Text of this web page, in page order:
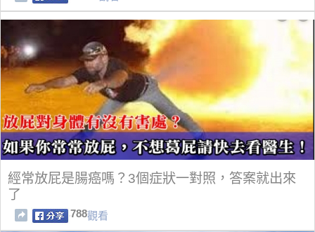
經常放屁是腸癌嗎？3個症狀一對照，答案就出來
了
788觀看